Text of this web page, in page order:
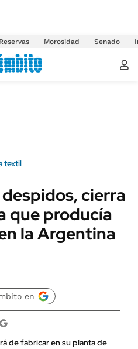
Reservas Morosidad Senado
textil
cierra
que producía
la Argentina
en
de fabricar en su planta de